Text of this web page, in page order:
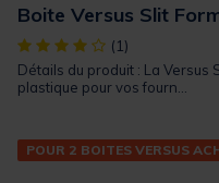
Boite Versus Slit
[object Object] out of 5
(1)
Détails du produit : La Versus
plastique pour vos fourn...
POUR 2 BOITES VERSUS